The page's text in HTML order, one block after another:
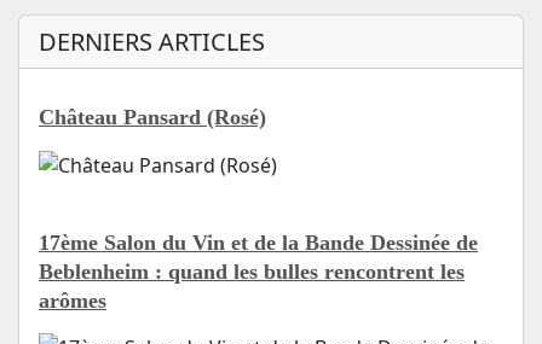
DERNIERS ARTICLES
Château Pansard (Rosé)
17ème Salon du Vin et de la Bande Dessinée de
Beblenheim : quand les bulles rencontrent les
arômes